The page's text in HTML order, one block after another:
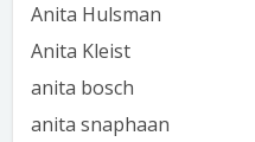
Anita Hulsman
Anita Kleist
anita bosch
anita snaphaan